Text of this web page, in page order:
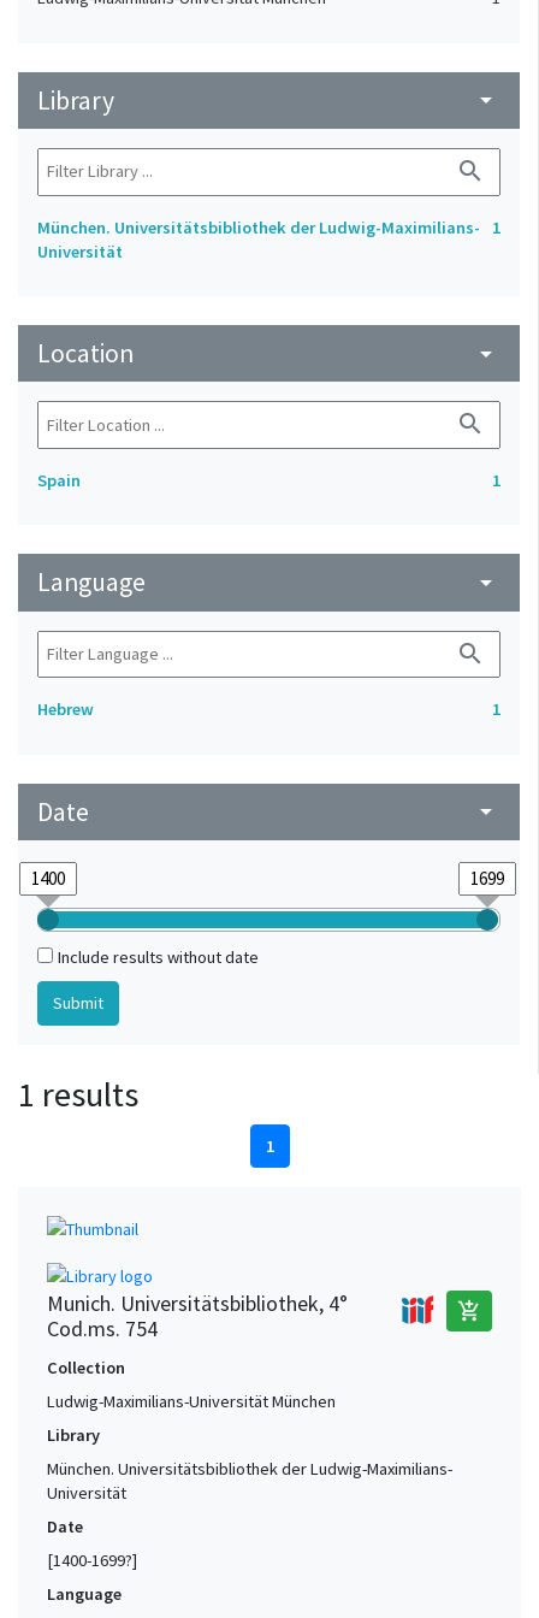
Library arrow_drop_down
search
München. Universitätsbibliothek der Ludwig-Maximilians-
Universität
1
Location arrow_drop_down
search
Spain 1
Language arrow_drop_down
search
Hebrew 1
Date arrow_drop_down
Include results without date
1 results
1
Munich. Universitätsbibliothek, 4°
Cod.ms. 754
add_shopping_cart
Collection
Ludwig-Maximilians-Universität München
Library
München. Universitätsbibliothek der Ludwig-Maximilians-
Universität
Date
[1400-1699?]
Language